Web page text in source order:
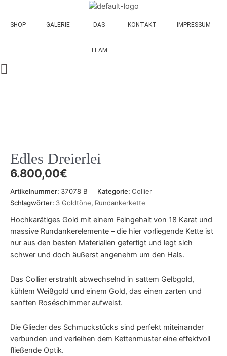
springen
SHOP GALERIE DAS
TEAM
KONTAKT IMPRESSUM
Edles Dreierlei
6.800,00€
Artikelnummer: 37078 B Kategorie: Collier
Schlagwörter: 3 Goldtöne, Rundankerkette
Hochkarätiges Gold mit einem Feingehalt von 18 Karat und
massive Rundankerelemente – die hier vorliegende Kette ist
nur aus den besten Materialien gefertigt und legt sich
schwer und doch äußerst angenehm um den Hals.
Das Collier erstrahlt abwechselnd in sattem Gelbgold,
kühlem Weißgold und einem Gold, das einen zarten und
sanften Roséschimmer aufweist.
Die Glieder des Schmuckstücks sind perfekt miteinander
verbunden und verleihen dem Kettenmuster eine effektvoll
fließende Optik.